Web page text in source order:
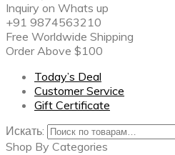
Inquiry on Whats up
+91 9874563210
Free Worldwide Shipping
Order Above $100
Today’s Deal
Customer Service
Gift Certificate
Искать:
Shop By Categories